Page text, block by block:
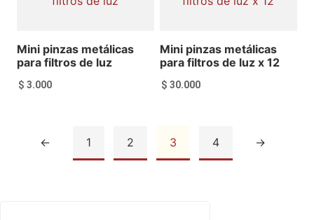
Mini pinzas metálicas
para filtros de luz
$ 3.000
Mini pinzas metálicas
para filtros de luz x 12
$ 30.000
← 1 2 3 4 →